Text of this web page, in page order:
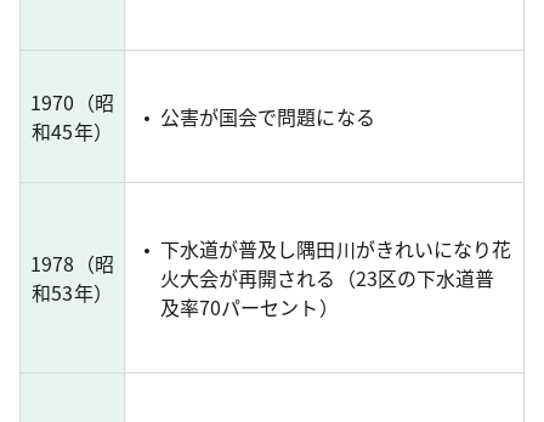
1970（昭
和45年）
公害が国会で問題になる
1978（昭
和53年）
下水道が普及し隅田川がきれいになり花
火大会が再開される（23区の下水道普
及率70パーセント）